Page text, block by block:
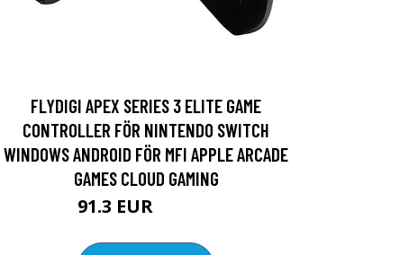
FLYDIGI APEX SERIES 3 ELITE GAME
CONTROLLER FÖR NINTENDO SWITCH
WINDOWS ANDROID FÖR MFI APPLE ARCADE
GAMES CLOUD GAMING
91.3 EUR